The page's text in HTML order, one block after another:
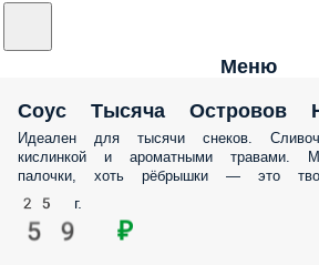
Меню
Соус Тысяча Островов
Идеален для тысячи снеков.
кислинкой и ароматными травами.
палочки, хоть рёбрышки — это
25 г.
59 ₽